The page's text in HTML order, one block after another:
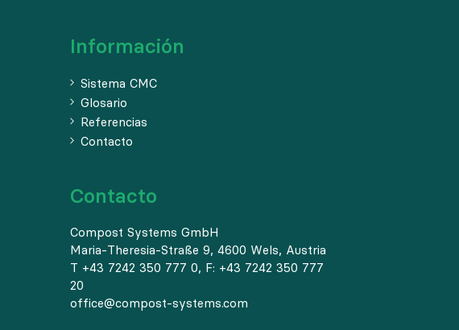
Información
Sistema CMC
Glosario
Referencias
Contacto
Contacto
Compost Systems GmbH
Maria-Theresia-Straße 9, 4600 Wels, Austria
T +43 7242 350 777 0, F: +43 7242 350 777
20
office@compost-systems.com